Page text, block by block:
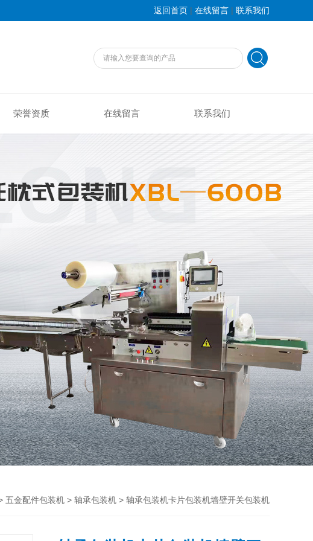
返回首页 | 在线留言 | 联系我们
荣誉资质 在线留言 联系我们
五金配件包装机 > 轴承包装机 > 轴承包装机卡片包装机墙壁开关包装机